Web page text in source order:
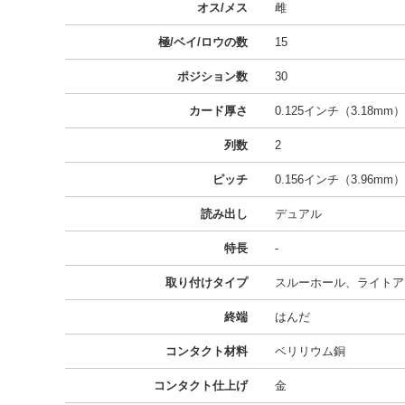
オス/メス 雌
極/ベイ/ロウの数 15
ポジション数 30
カード厚さ 0.125インチ（3.18mm）
列数 2
ピッチ 0.156インチ（3.96mm）
読み出し デュアル
特長 -
取り付けタイプ スルーホール、ライト
終端 はんだ
コンタクト材料 ベリリウム銅
コンタクト仕上げ 金